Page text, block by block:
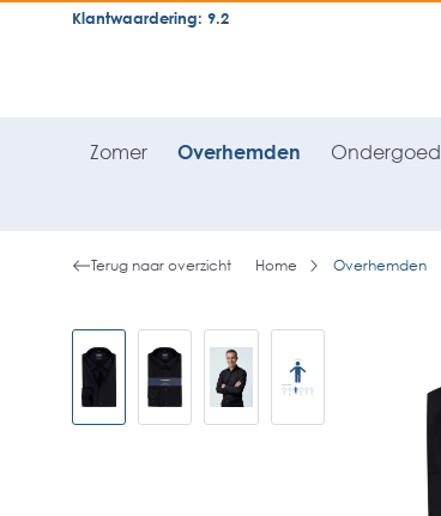
general.skipToNavigation
Klantwaardering: 9.2
Zomer Overhemden Ondergoed
Terug naar overzicht Home Overhemden